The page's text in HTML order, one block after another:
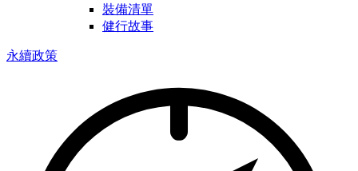
裝備清單
健行故事
永續政策